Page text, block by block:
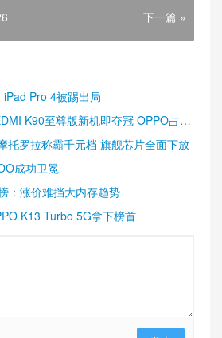
下一篇 »
Pro 4被踢出局
K90至尊版新机即夺冠 OPPO占据
托罗拉称霸千元档 旗舰芯片全面下放
成功卫冕
：涨价难挡大内存趋势
K13 Turbo 5G拿下榜首